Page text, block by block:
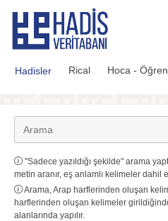
Hadis Veritabanı
Hadisler Rical Hoca -
"Sadece yazıldığı şekilde" arama
metin aranır, eş anlamlı kelimeler dahil
Arama, Arap harflerinden oluşan
harflerinden oluşan kelimeler
alanlarında yapılır.